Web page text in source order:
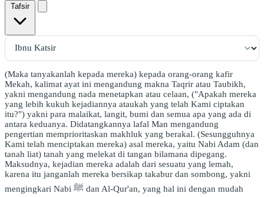
Tafsir
(Maka tanyakanlah kepada mereka) kepada orang-orang kafir
Mekah, kalimat ayat ini mengandung makna Taqrir atau Taubikh,
yakni mengandung nada menetapkan atau celaan, ("Apakah mereka
yang lebih kukuh kejadiannya ataukah yang telah Kami ciptakan
itu?") yakni para malaikat, langit, bumi dan semua apa yang ada di
antara keduanya. Didatangkannya lafal Man mengandung
pengertian memprioritaskan makhluk yang berakal. (Sesungguhnya
Kami telah menciptakan mereka) asal mereka, yaitu Nabi Adam (dan
tanah liat) tanah yang melekat di tangan bilamana dipegang.
Maksudnya, kejadian mereka adalah dari sesuatu yang lemah,
karena itu janganlah mereka bersikap takabur dan sombong, yakni
mengingkari Nabi ﷺ dan Al-Qur'an, yang hal ini dengan mudah